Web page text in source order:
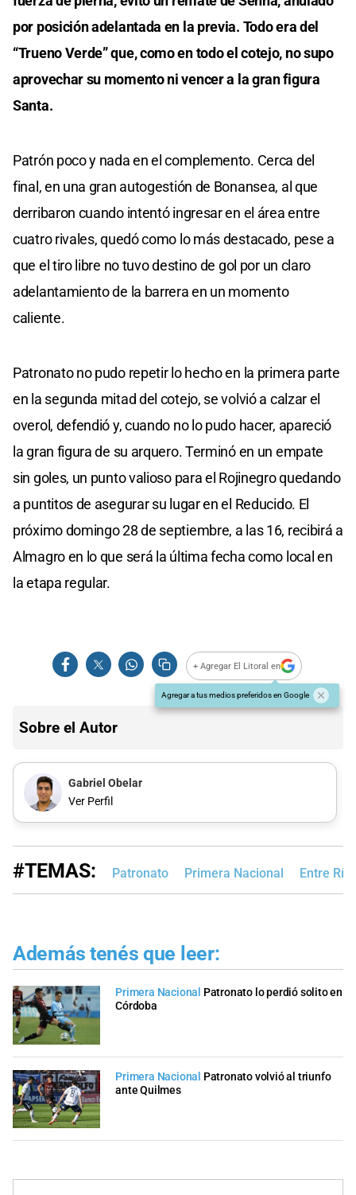
por posición adelantada en la previa. Todo era del
“Trueno Verde” que, como en todo el cotejo, no supo
aprovechar su momento ni vencer a la gran figura
Santa.
Patrón poco y nada en el complemento. Cerca del
final, en una gran autogestión de Bonansea, al que
derribaron cuando intentó ingresar en el área entre
cuatro rivales, quedó como lo más destacado, pese a
que el tiro libre no tuvo destino de gol por un claro
adelantamiento de la barrera en un momento
caliente.
Patronato no pudo repetir lo hecho en la primera parte
en la segunda mitad del cotejo, se volvió a calzar el
overol, defendió y, cuando no lo pudo hacer, apareció
la gran figura de su arquero. Terminó en un empate
sin goles, un punto valioso para el Rojinegro quedando
a puntitos de asegurar su lugar en el Reducido. El
próximo domingo 28 de septiembre, a las 16, recibirá a
Almagro en lo que será la última fecha como local en
la etapa regular.
+ Agregar El Litoral en
Agregar a tus medios preferidos en Google
Sobre el Autor
Gabriel Obelar
Ver Perfil
#TEMAS: Patronato Primera Nacional Entre
Además tenés que leer:
Primera Nacional Patronato lo perdió solito en
Córdoba
Primera Nacional Patronato volvió al triunfo
ante Quilmes